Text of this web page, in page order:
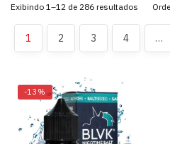
Exibindo 1–12 de 286 resultados
1 2 3 4 …
-13%